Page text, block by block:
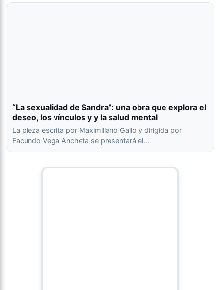
“La sexualidad de Sandra”: una obra que explora el
deseo, los vínculos y y la salud mental
La pieza escrita por Maximiliano Gallo y dirigida por
Facundo Vega Ancheta se presentará el…